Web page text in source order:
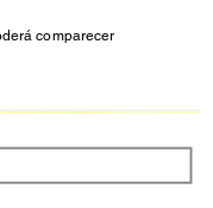
comparecer